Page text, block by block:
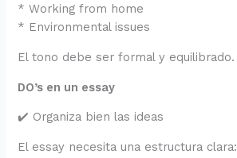
* Working from home
* Environmental issues
El tono debe ser formal y equilibrado.
DO’s en un essay
✔️ Organiza bien las ideas
El essay necesita una estructura clara: